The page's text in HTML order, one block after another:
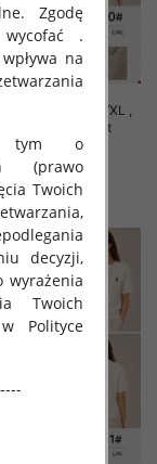
Roz S/M-L/XL ,
Paczka 10 szt
42.00 zł
szczegóły
Zgodę
.
na
tym o
(prawo
Twoich
decyzji,
wyrażenia
Twoich
Polityce